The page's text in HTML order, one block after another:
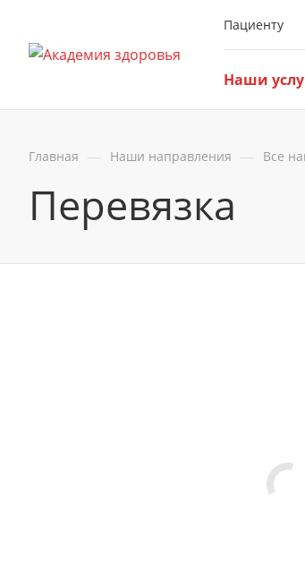
Пациенту
Наши
Главная — Наши направления — Все
Перевязка